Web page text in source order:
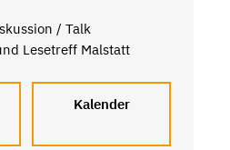
/ Talk
Lesetreff Malstatt
Kalender